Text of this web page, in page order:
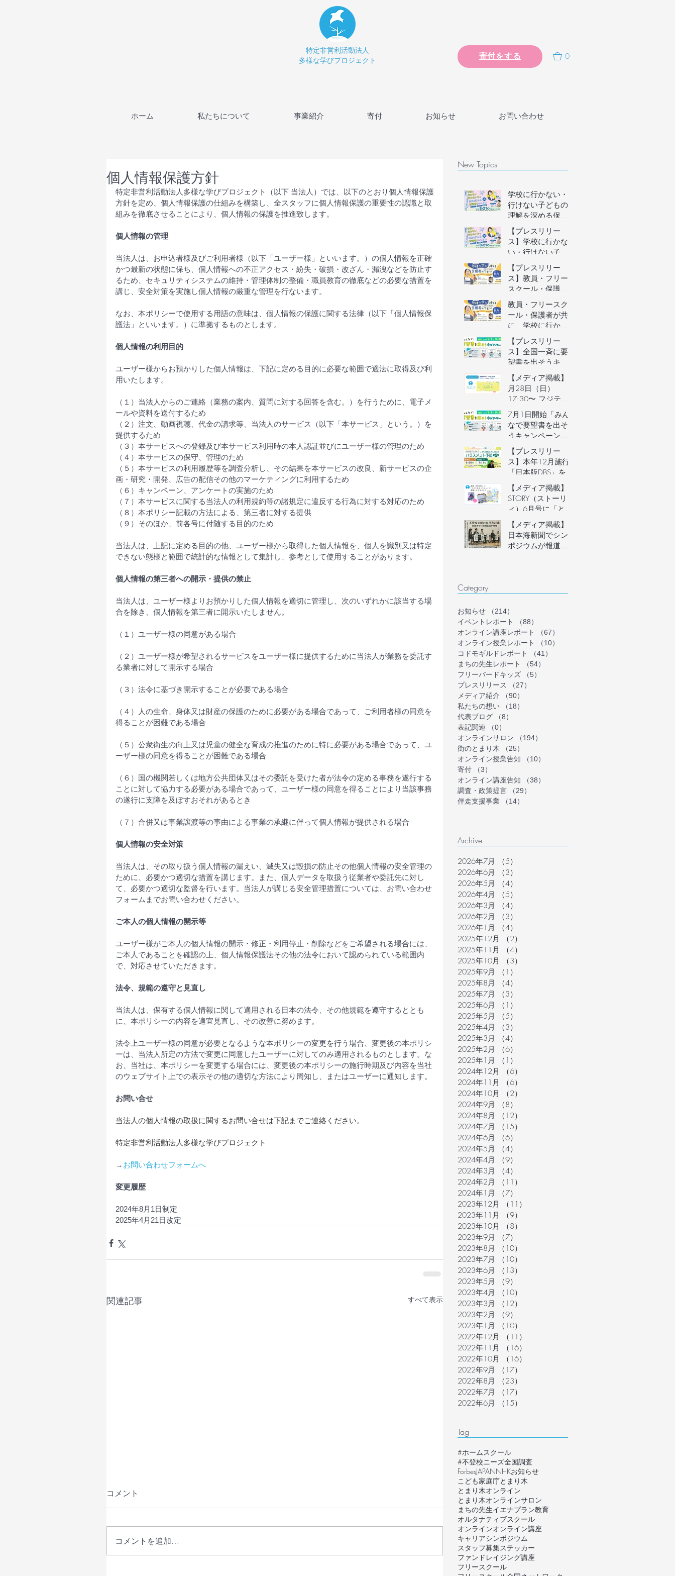
特定非営利活動法人
多様な学びプロジェクト
寄付をする 0
ホーム 私たちについて 事業紹介 寄付 お知らせ お問い合わせ
個人情報保護方針
特定非営利活動法人多様な学びプロジェクト（以下 当法人）では、以下のとおり個人情報保護
方針を定め、個人情報保護の仕組みを構築し、全スタッフに個人情報保護の重要性の認識と取
組みを徹底させることにより、個人情報の保護を推進致します。
個人情報の管理
当法人は、お申込者様及びご利用者様（以下「ユーザー様」といいます。）の個人情報を正確
かつ最新の状態に保ち、個人情報への不正アクセス・紛失・破損・改ざん・漏洩などを防止す
るため、セキュリティシステムの維持・管理体制の整備・職員教育の徹底などの必要な措置を
講じ、安全対策を実施し個人情報の厳重な管理を行ないます。
なお、本ポリシーで使用する用語の意味は、個人情報の保護に関する法律（以下「個人情報保
護法」といいます。）に準拠するものとします。
個人情報の利用目的
ユーザー様からお預かりした個人情報は、下記に定める目的に必要な範囲で適法に取得及び利
用いたします。
（１）当法人からのご連絡（業務の案内、質問に対する回答を含む。）を行うために、電子メ
ールや資料を送付するため
（２）注文、動画視聴、代金の請求等、当法人のサービス（以下「本サービス」という。）を
提供するため
（３）本サービスへの登録及び本サービス利用時の本人認証並びにユーザー様の管理のため
（４）本サービスの保守、管理のため
（５）本サービスの利用履歴等を調査分析し、その結果を本サービスの改良、新サービスの企
画・研究・開発、広告の配信その他のマーケティングに利用するため
（６）キャンペーン、アンケートの実施のため
（７）本サービスに関する当法人の利用規約等の諸規定に違反する行為に対する対応のため
（８）本ポリシー記載の方法による、第三者に対する提供
（９）そのほか、前各号に付随する目的のため
当法人は、上記に定める目的の他、ユーザー様から取得した個人情報を、個人を識別又は特定
できない態様と範囲で統計的な情報として集計し、参考として使用することがあります。
個人情報の第三者への開示・提供の禁止
当法人は、ユーザー様よりお預かりした個人情報を適切に管理し、次のいずれかに該当する場
合を除き、個人情報を第三者に開示いたしません。
（１）ユーザー様の同意がある場合
（２）ユーザー様が希望されるサービスをユーザー様に提供するために当法人が業務を委託す
る業者に対して開示する場合
（３）法令に基づき開示することが必要である場合
（４）人の生命、身体又は財産の保護のために必要がある場合であって、ご利用者様の同意を
得ることが困難である場合
（５）公衆衛生の向上又は児童の健全な育成の推進のために特に必要がある場合であって、ユ
ーザー様の同意を得ることが困難である場合
（６）国の機関若しくは地方公共団体又はその委託を受けた者が法令の定める事務を遂行する
ことに対して協力する必要がある場合であって、ユーザー様の同意を得ることにより当該事務
の遂行に支障を及ぼすおそれがあるとき
（７）合併又は事業譲渡等の事由による事業の承継に伴って個人情報が提供される場合
個人情報の安全対策
当法人は、その取り扱う個人情報の漏えい、滅失又は毀損の防止その他個人情報の安全管理の
ために、必要かつ適切な措置を講じます。また、個人データを取扱う従業者や委託先に対し
て、必要かつ適切な監督を行います。当法人が講じる安全管理措置については、お問い合わせ
フォームまでお問い合わせください。
ご本人の個人情報の開示等
ユーザー様がご本人の個人情報の開示・修正・利用停止・削除などをご希望される場合には、
ご本人であることを確認の上、個人情報保護法その他の法令において認められている範囲内
で、対応させていただきます。
法令、規範の遵守と見直し
当法人は、保有する個人情報に関して適用される日本の法令、その他規範を遵守するととも
に、本ポリシーの内容を適宜見直し、その改善に努めます。
法令上ユーザー様の同意が必要となるような本ポリシーの変更を行う場合、変更後の本ポリシ
ーは、当法人所定の方法で変更に同意したユーザーに対してのみ適用されるものとします。な
お、当社は、本ポリシーを変更する場合には、変更後の本ポリシーの施行時期及び内容を当社
のウェブサイト上での表示その他の適切な方法により周知し、またはユーザーに通知します。
お問い合せ
当法人の個人情報の取扱に関するお問い合せは下記までご連絡ください。
特定非営利活動法人多様な学びプロジェクト
→ お問い合わせフォームへ
変更履歴
2024年8月1日制定
2025年4月21日改定
関連記事 すべて表示
コメント
コメントを追加…
New Topics
学校に行かない・
行けない子どもの
理解を深める保護
者向けオンライン
イベントの参加者
を募集します（長
【プレスリリー
ス】学校に行かな
い・行けない子ど
もの理解を深める
保護者向けオンラ
インイベントを開
【プレスリリー
ス】教員・フリー
スクール・保護者
が共に、学校に行
かない・行けない
子どもの気持ちを
ンイベントを開催
教員・フリースク
ール・保護者が共
に、学校に行かな
い・行けない子ど
もの気持ちを理解
するオンラインイ
募集します（長野
県主催）
【プレスリリー
ス】全国一斉に要
望書を出そうキャ
ンペーン／自治体
予算要望支援AIの
利用権つき！／不
制度づくりへ
【メディア掲載】6
月28日（日）
17:30〜 フジテレ
ビ「イット！」で
街のとまり木が紹
介されました！
7月1日開始「みん
なで要望書を出そ
うキャンペーン」
のご案内&7月3日
説明会開催
【プレスリリー
ス】本年12月施行
「日本版DBS」を見
据え、フリースク
ール運営者など子
どもに関わる大人
メント予防講座」
を6月20日(土)にオ
ンライン開催。フ
【メディア掲載】
STORY（ストーリ
ィ）6月号に「とま
り木オンライン」
を掲載いただきま
した！
【メディア掲載】
日本海新聞でシン
ポジウムが報道さ
Category
お知らせ （214）
イベントレポート
（88）
オンライン講座レポート
（67）
オンライン授業レポート
（10）
コドモギルドレポート
（41）
まちの先生レポート
（54）
フリーバードキッズ
（5）
プレスリリース
（27）
メディア紹介
（90）
私たちの想い
（18）
代表ブログ
（8）
表記関連
（0）
オンラインサロン
（194）
街のとまり木
（25）
オンライン授業告知
（10）
寄付
（3）
オンライン講座告知
（38）
調査・政策提言
（29）
伴走支援事業
（14）
Archive
2026年7月 （5）
2026年6月
（3）
2026年5月
（4）
2026年4月
（5）
2026年3月
（4）
2026年2月
（3）
2026年1月
（4）
2025年12月
（2）
2025年11月
（4）
2025年10月
（3）
2025年9月
（1）
2025年8月
（4）
2025年7月
（3）
2025年6月
（1）
2025年5月
（5）
2025年4月
（3）
2025年3月
（4）
2025年2月
（6）
2025年1月
（1）
2024年12月
（6）
2024年11月
（6）
2024年10月
（2）
2024年9月
（8）
2024年8月
（12）
2024年7月
（15）
2024年6月
（6）
2024年5月
（4）
2024年4月
（9）
2024年3月
（4）
2024年2月
（11）
2024年1月
（7）
2023年12月
（11）
2023年11月
（9）
2023年10月
（8）
2023年9月
（7）
2023年8月
（10）
2023年7月
（10）
2023年6月
（13）
2023年5月
（9）
2023年4月
（10）
2023年3月
（12）
2023年2月
（9）
2023年1月
（10）
2022年12月
（11）
2022年11月
（16）
2022年10月
（16）
2022年9月
（17）
2022年8月
（23）
2022年7月
（17）
2022年6月
（15）
Tag
#ホームスクール
#不登校ニーズ全国調査
ForbesJAPANNHKお知らせ
こども家庭庁とまり木
とまり木オンライン
とまり木オンラインサロン
まちの先生イエナプラン教育
オルタナティブスクール
オンラインオンライン講座
キャリアシンポジウム
スタッフ募集ステッカー
ファンドレイジング講座
フリースクール